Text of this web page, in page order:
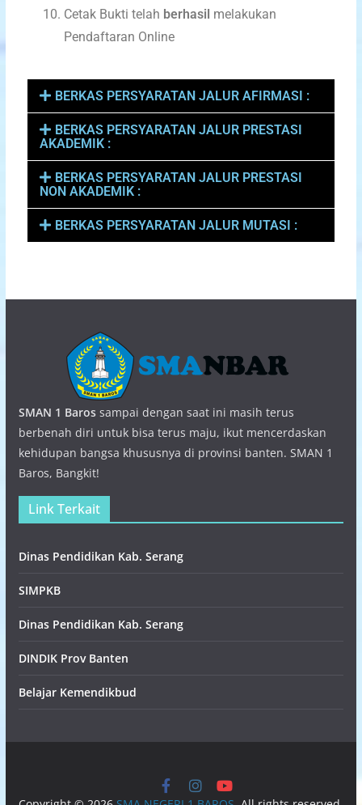
Cetak Bukti telah berhasil melakukan
Pendaftaran Online
BERKAS PERSYARATAN JALUR AFIRMASI :
BERKAS PERSYARATAN JALUR PRESTASI
AKADEMIK :
BERKAS PERSYARATAN JALUR PRESTASI
NON AKADEMIK :
BERKAS PERSYARATAN JALUR MUTASI :
SMAN 1 Barossampai dengan saat ini masih terus
berbenah diri untuk bisa terus maju, ikut mencerdaskan
kehidupan bangsa khususnya di provinsi banten. SMAN 1
Baros, Bangkit!
Link Terkait
Dinas Pendidikan Kab. Serang
SIMPKB
Dinas Pendidikan Kab. Serang
DINDIK Prov Banten
Belajar Kemendikbud